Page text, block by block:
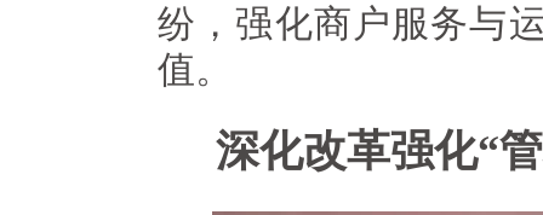
纷，强化商户服务与
值。
深化改革强化“